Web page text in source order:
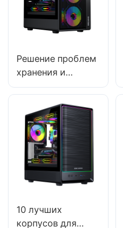
Решение проблем
хранения и
логистики у
корпусов для
игровых ПК.
10 лучших
корпусов для